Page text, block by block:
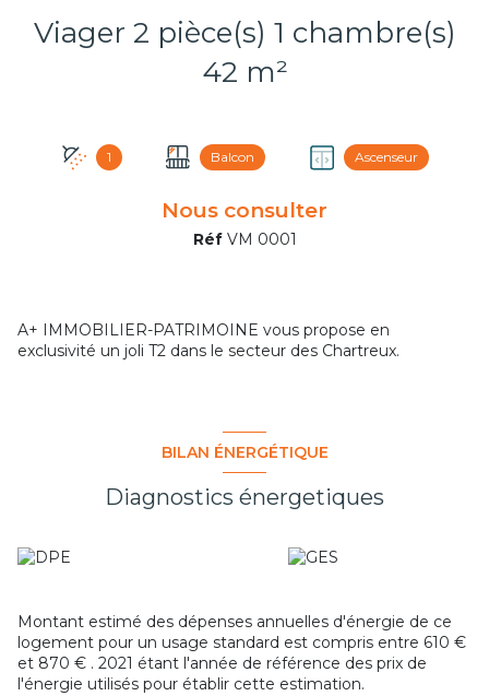
Viager 2 pièce(s) 1 chambre(s)
42 m²
1 Balcon Ascenseur
Nous consulter
Réf VM 0001
A+ IMMOBILIER-PATRIMOINE vous propose en
exclusivité un joli T2 dans le secteur des Chartreux.
BILAN ÉNERGÉTIQUE
Diagnostics énergetiques
Montant estimé des dépenses annuelles d'énergie de ce
logement pour un usage standard est compris entre 610 €
et 870 € . 2021 étant l'année de référence des prix de
l'énergie utilisés pour établir cette estimation.